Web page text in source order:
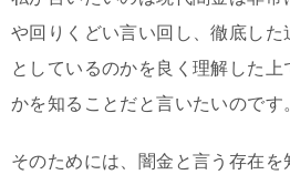
や回りくどい言い回し、徹底し
としているのかを良く理解した
かを知ることだと言いたいのです
そのためには、闇金と言う存在